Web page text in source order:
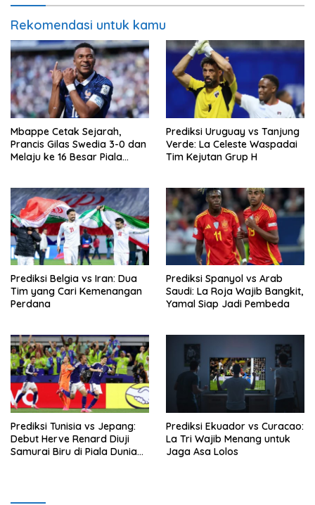
Rekomendasi untuk kamu
Mbappe Cetak Sejarah,
Prancis Gilas Swedia 3-0 dan
Melaju ke 16 Besar Piala
Prediksi Uruguay vs Tanjung
Verde: La Celeste Waspadai
Tim Kejutan Grup H
Prediksi Belgia vs Iran: Dua
Tim yang Cari Kemenangan
Perdana
Prediksi Spanyol vs Arab
Saudi: La Roja Wajib Bangkit,
Yamal Siap Jadi Pembeda
Prediksi Tunisia vs Jepang:
Debut Herve Renard Diuji
Samurai Biru di Piala Dunia
Prediksi Ekuador vs Curacao:
La Tri Wajib Menang untuk
Jaga Asa Lolos